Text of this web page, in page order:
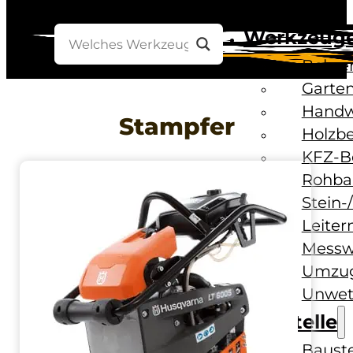
KFZ-
Baustelle
Stampfer